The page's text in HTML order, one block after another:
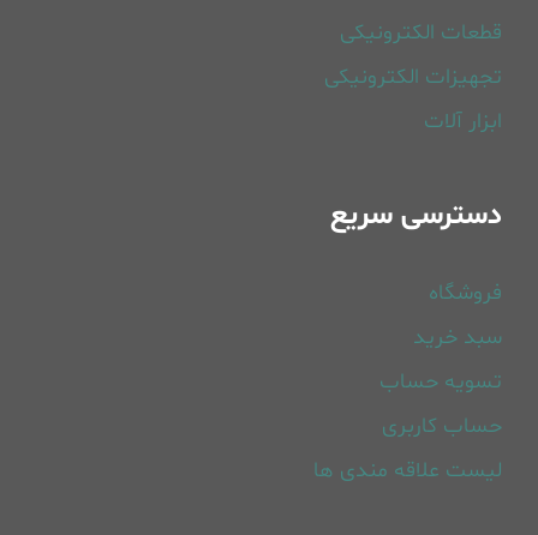
قطعات الکترونیکی
تجهیزات الکترونیکی
ابزار آلات
دسترسی سریع
فروشگاه
سبد خرید
تسویه حساب
حساب کاربری
لیست علاقه مندی ها